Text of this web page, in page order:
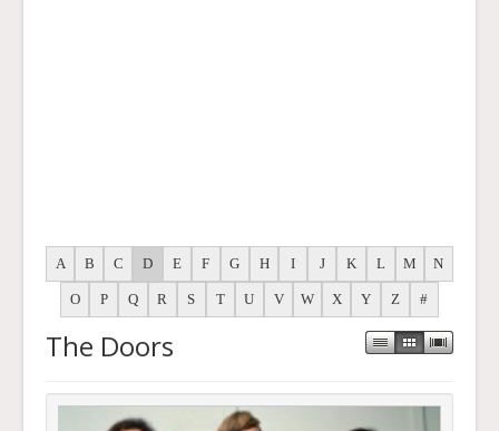
A B C D E F G H I J K L M N
O P Q R S T U V W X Y Z #
The Doors